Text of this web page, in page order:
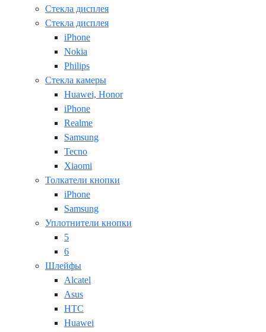
Стекла дисплея
Стекла дисплея
iPhone
Nokia
Philips
Стекла камеры
Huawei, Honor
iPhone
Realme
Samsung
Tecno
Xiaomi
Толкатели кнопки
iPhone
Samsung
Уплотнители кнопки
5
6
Шлейфы
Alcatel
Asus
HTC
Huawei